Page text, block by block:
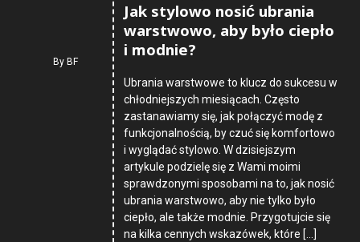
ByBF
Jak stylowo nosić ubrania
warstwowo, aby było ciepło
i modnie?
Ubrania warstwowe to klucz do sukcesu w
chłodniejszych miesiącach. Często
zastanawiamy się, jak połączyć modę z
funkcjonalnością, by czuć się komfortowo
i wyglądać stylowo. W dzisiejszym
artykule podzielę się z Wami moimi
sprawdzonymi sposobami na to, jak nosić
ubrania warstwowo, aby nie tylko było
ciepło, ale także modnie. Przygotujcie się
na kilka cennych wskazówek, które […]